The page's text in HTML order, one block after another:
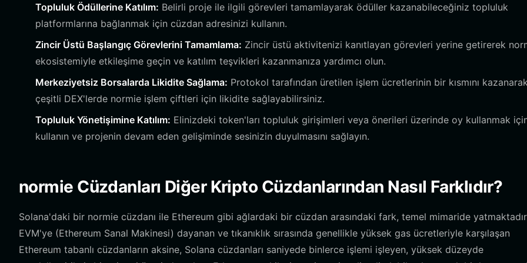
Topluluk Ödüllerine Katılım: Belirli proje ile ilgili görevleri tamamlayarak ödüller kazanabileceğiniz topluluk
platformlarına bağlanmak için cüzdan adresinizi kullanın.
Zincir Üstü Başlangıç Görevlerini Tamamlama: Zincir üstü aktivitenizi kanıtlayan görevleri yerine getirerek
ekosistemiyle etkileşime geçin ve katılım teşvikleri kazanmanıza yardımcı olun.
Merkeziyetsiz Borsalarda Likidite Sağlama: Protokol tarafından üretilen işlem ücretlerinin bir kısmını
çeşitli DEX'lerde normie işlem çiftleri için likidite sağlayabilirsiniz.
Topluluk Yönetişimine Katılım: Elinizdeki token'ları topluluk girişimleri veya önerileri üzerinde oy kullanmak
kullanın ve projenin devam eden gelişiminde sesinizin duyulmasını sağlayın.
normie Cüzdanları Diğer Kripto Cüzdanlarından Nasıl Farklıdır?
Solana'daki bir normie cüzdanı ile Ethereum gibi ağlardaki bir cüzdan arasındaki fark, temel mimaride
EVM'ye (Ethereum Sanal Makinesi) dayanan ve tıkanıklık sırasında genellikle yüksek gas ücretleriyle karşılaşan
Ethereum tabanlı cüzdanların aksine, Solana cüzdanları saniyede binlerce işlemi işleyen, yüksek düzeyde